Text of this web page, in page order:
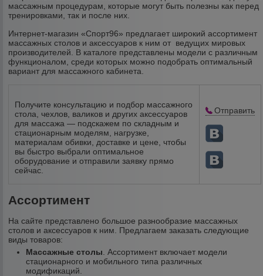
массажным процедурам, которые могут быть полезны как перед
тренировками, так и после них.
Интернет-магазин «Спорт96» предлагает широкий ассортимент
массажных столов и аксессуаров к ним от ведущих мировых
производителей. В каталоге представлены модели с различным
функционалом, среди которых можно подобрать оптимальный
вариант для массажного кабинета.
Получите консультацию и подбор массажного
стола, чехлов, валиков и других аксессуаров
для массажа — подскажем по складным и
стационарным моделям, нагрузке,
материалам обивки, доставке и цене, чтобы
вы быстро выбрали оптимальное
оборудование и отправили заявку прямо
сейчас.
Отправить
Ассортимент
На сайте представлено большое разнообразие массажных
столов и аксессуаров к ним. Предлагаем заказать следующие
виды товаров:
Массажные столы . Ассортимент включает модели
стационарного и мобильного типа различных
модификаций.